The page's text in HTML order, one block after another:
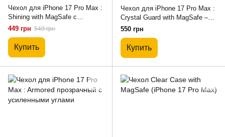
Чехол для iPhone 17 Pro Max :
Shining with MagSafe с
линзами на камеру – Black
449 грн 549 грн
Купить
Чехол для iPhone 17 Pro Max :
Crystal Guard with MagSafe –
Black
550 грн
Купить